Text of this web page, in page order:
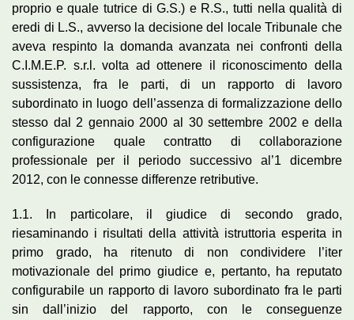
proprio e quale tutrice di G.S.) e R.S., tutti nella qualità di
eredi di L.S., avverso la decisione del locale Tribunale che
aveva respinto la domanda avanzata nei confronti della
C.I.M.E.P. s.r.l. volta ad ottenere il riconoscimento della
sussistenza, fra le parti, di un rapporto di lavoro
subordinato in luogo dell’assenza di formalizzazione dello
stesso dal 2 gennaio 2000 al 30 settembre 2002 e della
configurazione quale contratto di collaborazione
professionale per il periodo successivo al’1 dicembre
2012, con le connesse differenze retributive.
1.1. In particolare, il giudice di secondo grado,
riesaminando i risultati della attività istruttoria esperita in
primo grado, ha ritenuto di non condividere l’iter
motivazionale del primo giudice e, pertanto, ha reputato
configurabile un rapporto di lavoro subordinato fra le parti
sin dall’inizio del rapporto, con le conseguenze